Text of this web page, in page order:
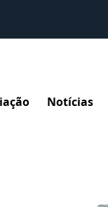
Notícias